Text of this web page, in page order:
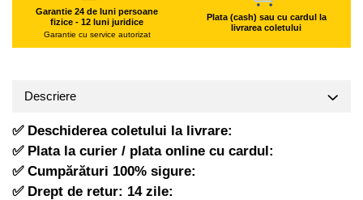
Pistoale de impact electrice si
pneumatice
unghiulare
Rindele si freze pentru lemn
Redresoare auto - roboti de
pornire
Hote Telescopice
Hote Traditionale
Hote Insula
Masini de tocat carne
Masini de carnati ( CARNATARI )
Garantie 24 de luni persoane
fizice - 12 luni juridice
Garantie cu service autorizat
Plata (cash) sau cu cardul la
livrarea coletului
Descriere
✅ Deschiderea coletului la livrare:
✅ Plata la curier / plata online cu cardul:
✅ Cumpărături 100% sigure:
✅ Drept de retur: 14 zile: